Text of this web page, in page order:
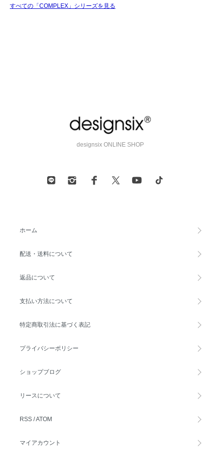
すべての「COMPLEX」シリーズを見る
designsix ONLINE SHOP
ホーム
配送・送料について
返品について
支払い方法について
特定商取引法に基づく表記
プライバシーポリシー
ショップブログ
リースについて
RSS /ATOM
マイアカウント